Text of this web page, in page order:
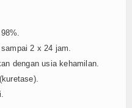
2 x 24 jam.
dengan usia kehamilan.